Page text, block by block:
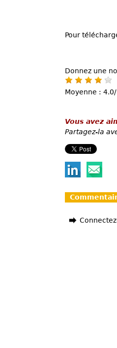
Pour
Donnez une
Moyenne :
Vous avez
Partagez-la